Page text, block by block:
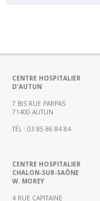
intensifs
–
Mère
–
Enfant
Médico-
technique
CENTRE HOSPITALIER
D'AUTUN
7 BIS RUE PARPAS
71400 AUTUN
TÉL : 03 85 86 84 84
CENTRE HOSPITALIER
CHALON-SUR-SAÔNE
W. MOREY
4 RUE CAPITAINE